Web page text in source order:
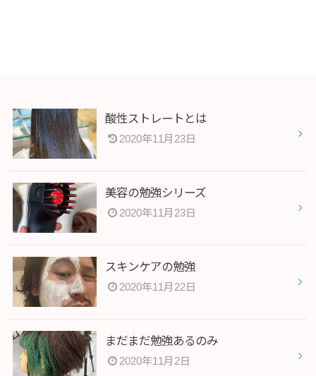
酸性ストレートとは
2020年11月23日
美容の勉強シリーズ
2020年11月23日
スキンケアの勉強
2020年11月22日
まだまだ勉強あるのみ
2020年11月2日